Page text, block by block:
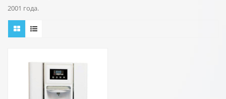
2001 года.